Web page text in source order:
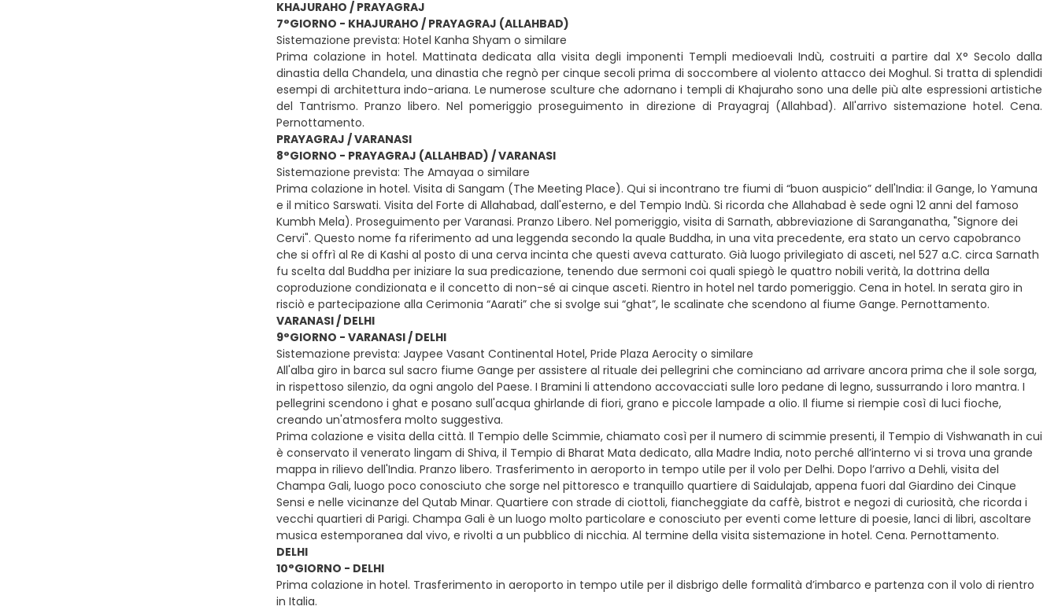
KHAJURAHO / PRAYAGRAJ
7°GIORNO - KHAJURAHO / PRAYAGRAJ (ALLAHBAD)
Sistemazione prevista: Hotel Kanha Shyam o similare
Prima colazione in hotel. Mattinata dedicata alla visita degli imponenti Templi medioevali Indù, costruiti a partire dal X° Secolo dalla
dinastia della Chandela, una dinastia che regnò per cinque secoli prima di soccombere al violento attacco dei Moghul. Si tratta di splendidi
esempi di architettura indo-ariana. Le numerose sculture che adornano i templi di Khajuraho sono una delle più alte espressioni artistiche
del Tantrismo. Pranzo libero. Nel pomeriggio proseguimento in direzione di Prayagraj (Allahbad). All'arrivo sistemazione hotel. Cena.
Pernottamento.
PRAYAGRAJ / VARANASI
8°GIORNO - PRAYAGRAJ (ALLAHBAD) / VARANASI
Sistemazione prevista: The Amayaa o similare
Prima colazione in hotel. Visita di Sangam (The Meeting Place). Qui si incontrano tre fiumi di “buon auspicio” dell'India: il Gange, lo Yamuna
e il mitico Sarswati. Visita del Forte di Allahabad, dall'esterno, e del Tempio Indù. Si ricorda che Allahabad è sede ogni 12 anni del famoso
Kumbh Mela). Proseguimento per Varanasi. Pranzo Libero. Nel pomeriggio, visita di Sarnath, abbreviazione di Saranganatha, "Signore dei
Cervi". Questo nome fa riferimento ad una leggenda secondo la quale Buddha, in una vita precedente, era stato un cervo capobranco
che si offrì al Re di Kashi al posto di una cerva incinta che questi aveva catturato. Già luogo privilegiato di asceti, nel 527 a.C. circa Sarnath
fu scelta dal Buddha per iniziare la sua predicazione, tenendo due sermoni coi quali spiegò le quattro nobili verità, la dottrina della
coproduzione condizionata e il concetto di non-sé ai cinque asceti. Rientro in hotel nel tardo pomeriggio. Cena in hotel. In serata giro in
risciò e partecipazione alla Cerimonia “Aarati” che si svolge sui “ghat”, le scalinate che scendono al fiume Gange. Pernottamento.
VARANASI / DELHI
9°GIORNO - VARANASI / DELHI
Sistemazione prevista: Jaypee Vasant Continental Hotel, Pride Plaza Aerocity o similare
All'alba giro in barca sul sacro fiume Gange per assistere al rituale dei pellegrini che cominciano ad arrivare ancora prima che il sole sorga,
in rispettoso silenzio, da ogni angolo del Paese. I Bramini li attendono accovacciati sulle loro pedane di legno, sussurrando i loro mantra. I
pellegrini scendono i ghat e posano sull'acqua ghirlande di fiori, grano e piccole lampade a olio. Il fiume si riempie così di luci fioche,
creando un'atmosfera molto suggestiva.
Prima colazione e visita della città. Il Tempio delle Scimmie, chiamato così per il numero di scimmie presenti, il Tempio di Vishwanath in cui
è conservato il venerato lingam di Shiva, il Tempio di Bharat Mata dedicato, alla Madre India, noto perché all’interno vi si trova una grande
mappa in rilievo dell'India. Pranzo libero. Trasferimento in aeroporto in tempo utile per il volo per Delhi. Dopo l’arrivo a Dehli, visita del
Champa Gali, luogo poco conosciuto che sorge nel pittoresco e tranquillo quartiere di Saidulajab, appena fuori dal Giardino dei Cinque
Sensi e nelle vicinanze del Qutab Minar. Quartiere con strade di ciottoli, fiancheggiate da caffè, bistrot e negozi di curiosità, che ricorda i
vecchi quartieri di Parigi. Champa Gali è un luogo molto particolare e conosciuto per eventi come letture di poesie, lanci di libri, ascoltare
musica estemporanea dal vivo, e rivolti a un pubblico di nicchia. Al termine della visita sistemazione in hotel. Cena. Pernottamento.
DELHI
10°GIORNO - DELHI
Prima colazione in hotel. Trasferimento in aeroporto in tempo utile per il disbrigo delle formalità d’imbarco e partenza con il volo di rientro
in Italia.